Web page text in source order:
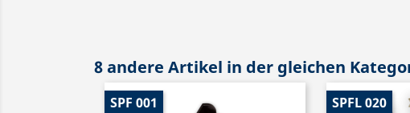
8 andere Artikel in der gleichen
SPF 001 SPFL 020